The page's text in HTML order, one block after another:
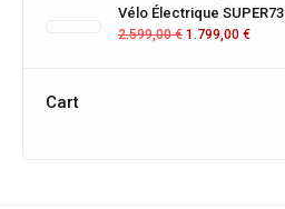
Vélo Électrique
2.599,00€ 1.799,00 €
Cart